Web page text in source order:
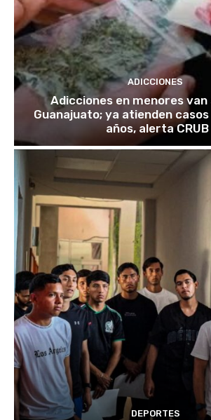
ADICCIONES
Adicciones en menores van
Guanajuato; ya atienden casos
años, alerta CRUB
DEPORTES